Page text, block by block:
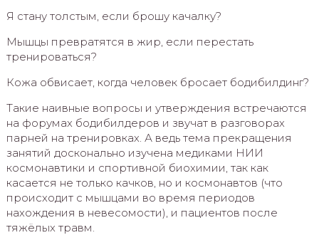
Я стану толстым, если брошу качалку?
Мышцы превратятся в жир, если перестать
тренироваться?
Кожа обвисает, когда человек бросает бодибилдинг?
Такие наивные вопросы и утверждения встречаются
на форумах бодибилдеров и звучат в разговорах
парней на тренировках. А ведь тема прекращения
занятий досконально изучена медиками НИИ
космонавтики и спортивной биохимии, так как
касается не только качков, но и космонавтов (что
происходит с мышцами во время периодов
нахождения в невесомости), и пациентов после
тяжёлых травм.